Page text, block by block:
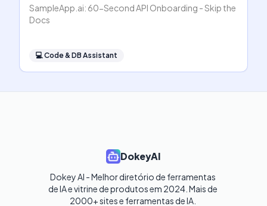
SampleApp.ai: 60-Second API Onboarding - Skip the
Docs
💻Code & DB Assistant
DokeyAI
Dokey AI - Melhor diretório de ferramentas
de IA e vitrine de produtos em 2024. Mais de
2000+ sites e ferramentas de IA.